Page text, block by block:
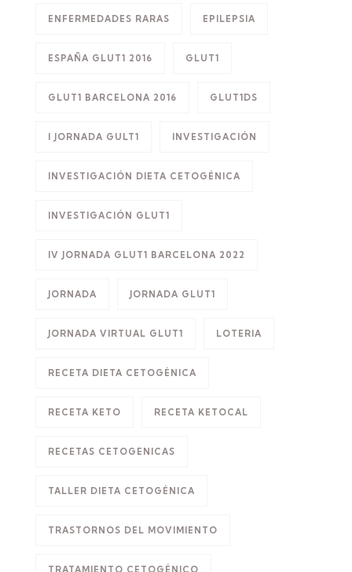
ENFERMEDADES RARAS EPILEPSIA
ESPAÑA GLUT1 2016 GLUT1
GLUT1 BARCELONA 2016 GLUT1DS
I JORNADA GULT1 INVESTIGACIÓN
INVESTIGACIÓN DIETA CETOGÉNICA
INVESTIGACIÓN GLUT1
IV JORNADA GLUT1 BARCELONA 2022
JORNADA JORNADA GLUT1
JORNADA VIRTUAL GLUT1 LOTERIA
RECETA DIETA CETOGÉNICA
RECETA KETO RECETA KETOCAL
RECETAS CETOGENICAS
TALLER DIETA CETOGÉNICA
TRASTORNOS DEL MOVIMIENTO
TRATAMIENTO CETOGÉNICO